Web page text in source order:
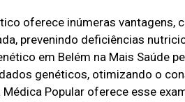
oferece inúmeras vantagens,
prevenindo deficiências
em Belém na Mais Saúde
genéticos, otimizando o
Popular oferece esse